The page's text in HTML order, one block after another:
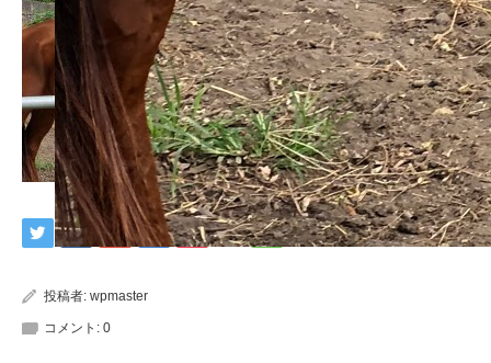
投稿者: wpmaster
コメント: 0